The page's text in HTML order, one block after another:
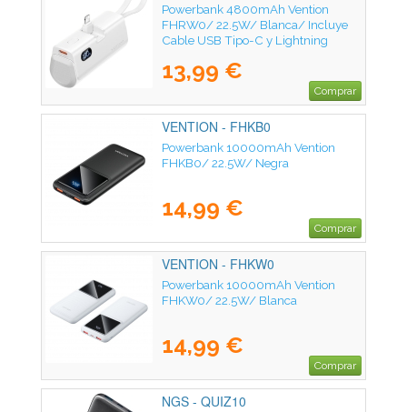
Powerbank 4800mAh Vention
FHRW0/ 22.5W/ Blanca/ Incluye
Cable USB Tipo-C y Lightning
13,99 €
Comprar
VENTION - FHKB0
Powerbank 10000mAh Vention
FHKB0/ 22.5W/ Negra
14,99 €
Comprar
VENTION - FHKW0
Powerbank 10000mAh Vention
FHKW0/ 22.5W/ Blanca
14,99 €
Comprar
NGS - QUIZ10